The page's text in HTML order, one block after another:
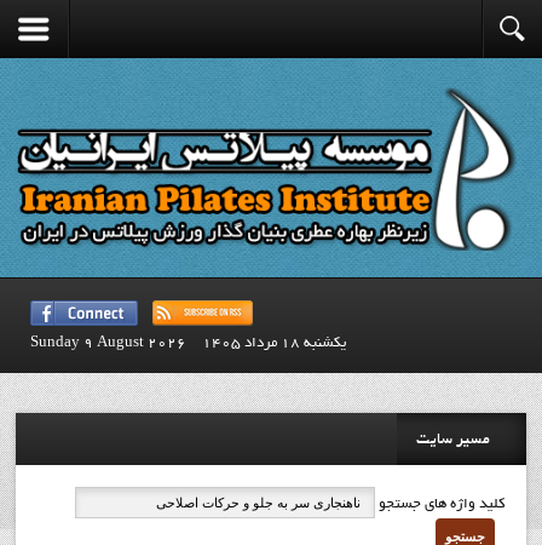
يكشنبه 18 مرداد 1405 Sunday 9 August 2026
مسیر سایت
کلید واژه های جستجو
جستجو